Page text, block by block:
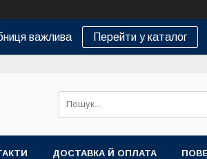
важлива Перейти у каталог
ДОСТАВКА Й ОПЛАТА